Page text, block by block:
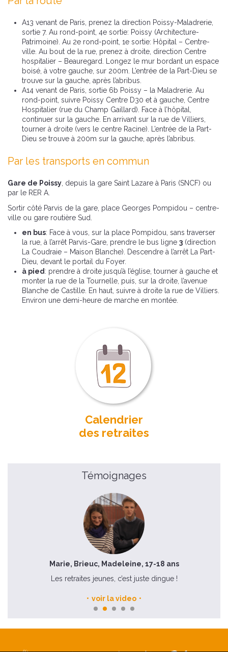
A13 venant de Paris, prenez la direction Poissy-Maladrerie,
sortie 7. Au rond-point, 4e sortie: Poissy (Architecture-
Patrimoine). Au 2e rond-point, 1e sortie: Hôpital – Centre-
ville. Au bout de la rue, prenez à droite, direction Centre
hospitalier – Beauregard. Longez le mur bordant un espace
boisé, à votre gauche, sur 200m. L’entrée de la Part-Dieu se
trouve sur la gauche, après l’abribus.
A14 venant de Paris, sortie 6b Poissy – la Maladrerie. Au
rond-point, suivre Poissy Centre D30 et à gauche, Centre
Hospitalier (rue du Champ Gaillard). Face à l’hôpital,
continuer sur la gauche. En arrivant sur la rue de Villiers,
tourner à droite (vers le centre Racine). L’entrée de la Part-
Dieu se trouve à 200m sur la gauche, après l’abribus.
Par les transports en commun
Gare de Poissy , depuis la gare Saint Lazare à Paris (SNCF) ou
par le RER A.
Sortir côté Parvis de la gare, place Georges Pompidou – centre-
ville ou gare routière Sud.
en bus: Face à vous, sur la place Pompidou, sans traverser
la rue, à l’arrêt Parvis-Gare, prendre le bus ligne 3 (direction
La Coudraie – Maison Blanche). Descendre à l’arrêt La Part-
Dieu, devant le portail du Foyer.
à pied : prendre à droite jusqu’à l’église, tourner à gauche et
monter la rue de la Tournelle, puis, sur la droite, l’avenue
Blanche de Castille. En haut, suivre à droite la rue de Villiers.
Environ une demi-heure de marche en montée.
Calendrier
des retraites
Témoignages
Marie, Brieuc, Madeleine, 17-18 ans
Les retraites jeunes, c’est juste dingue !
voir la video